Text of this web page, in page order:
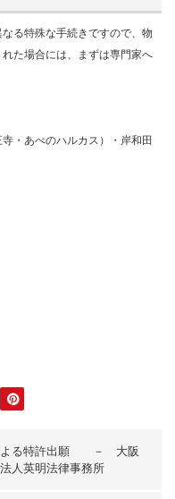
る特殊な手続きですので、物
た場合には、まずは専門家へ
・あべのハルカス）・岸和田
よる特許出願 － 大阪
人英明法律事務所